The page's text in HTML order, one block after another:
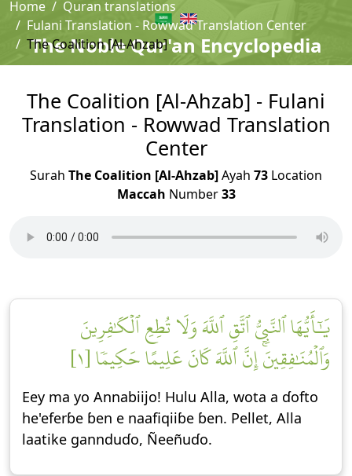
The Noble Qur'an Encyclopedia
Home
Quran translations
Fulani Translation - Rowwad Translation Center
The Coalition [Al-Ahzab]
The Coalition [Al-Ahzab] - Fulani
Translation - Rowwad Translation
Center
Surah The Coalition [Al-Ahzab]Ayah 73 Location
Maccah Number33
يَٰٓأَيُّهَا ٱلنَّبِيُّ ٱتَّقِ ٱللَّهَ وَلَا تُطِعِ ٱلۡكَٰفِرِينَ
وَٱلۡمُنَٰفِقِينَۚ إِنَّ ٱللَّهَ كَانَ عَلِيمًا حَكِيمٗا [١]
Eey ma yo Annabiijo! Hulu Alla, wota a ɗofto
he'eferɓe ɓen e naafiqiiɓe ɓen. Pellet, Alla
laatike gannduɗo, Ñeeñuɗo.